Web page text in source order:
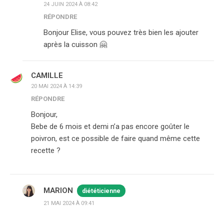
24 JUIN 2024 À 08:42
RÉPONDRE
Bonjour Elise, vous pouvez très bien les ajouter
après la cuisson 🤗
CAMILLE
20 MAI 2024 À 14:39
RÉPONDRE
Bonjour,
Bebe de 6 mois et demi n’a pas encore goûter le
poivron, est ce possible de faire quand même cette
recette ?
MARION diététicienne
21 MAI 2024 À 09:41